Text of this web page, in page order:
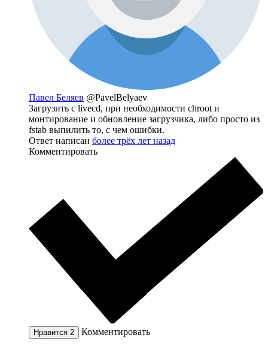
Павел Беляев @PavelBelyaev
Загрузить с livecd, при необходимости chroot и
монтирование и обновление загрузчика, либо просто из
fstab выпилить то, с чем ошибки.
Ответ написан более трёх лет назад
Комментировать
Нравится 2 Комментировать